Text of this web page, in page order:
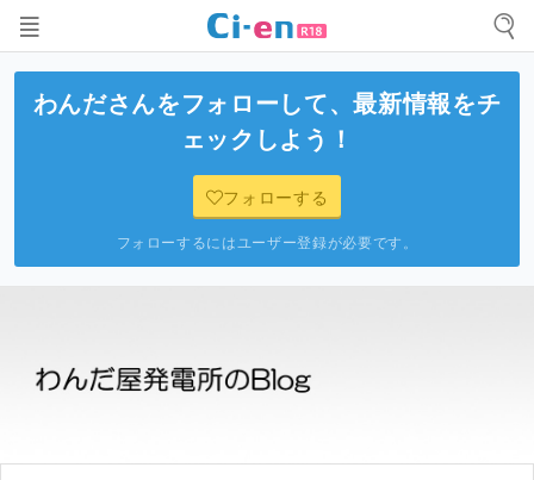
わんださんをフォローして、最新情報をチ
ェックしよう！
フォローする
フォローするにはユーザー登録が必要です。